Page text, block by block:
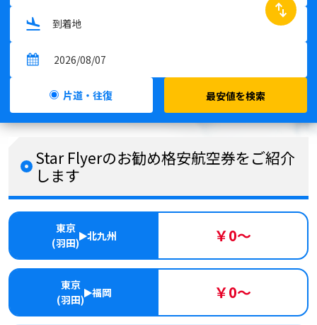
swap_horiz
片道・往復 最安値を検索
Star Flyerのお勧め格安航空券をご紹介
します
東京
(羽田)
北九州 ￥0～
東京
(羽田)
福岡 ￥0～